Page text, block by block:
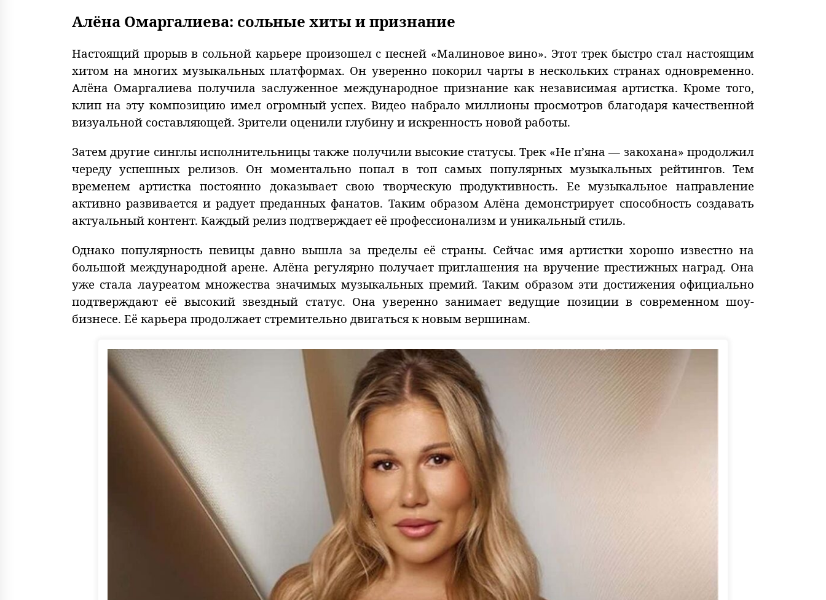
Алёна Омаргалиева: сольные хиты и признание
Настоящий прорыв в сольной карьере произошел с песней «Малиновое вино». Этот трек быстро стал настоящим
хитом на многих музыкальных платформах. Он уверенно покорил чарты в нескольких странах одновременно.
Алёна Омаргалиева получила заслуженное международное признание как независимая артистка. Кроме того,
клип на эту композицию имел огромный успех. Видео набрало миллионы просмотров благодаря качественной
визуальной составляющей. Зрители оценили глубину и искренность новой работы.
Затем другие синглы исполнительницы также получили высокие статусы. Трек «Не п’яна — закохана» продолжил
череду успешных релизов. Он моментально попал в топ самых популярных музыкальных рейтингов. Тем
временем артистка постоянно доказывает свою творческую продуктивность. Ее музыкальное направление
активно развивается и радует преданных фанатов. Таким образом Алёна демонстрирует способность создавать
актуальный контент. Каждый релиз подтверждает её профессионализм и уникальный стиль.
Однако популярность певицы давно вышла за пределы её страны. Сейчас имя артистки хорошо известно на
большой международной арене. Алёна регулярно получает приглашения на вручение престижных наград. Она
уже стала лауреатом множества значимых музыкальных премий. Таким образом эти достижения официально
подтверждают её высокий звездный статус. Она уверенно занимает ведущие позиции в современном шоу-
бизнесе. Её карьера продолжает стремительно двигаться к новым вершинам.